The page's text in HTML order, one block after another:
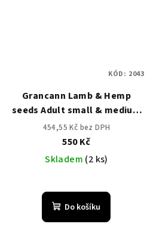
Grancann Lamb & Hemp
seeds Adult small & medium
breeds - 3 kg
454,55 Kč bez DPH
550 Kč
Skladem (2 ks)
Do košíku
KÓD: 2043